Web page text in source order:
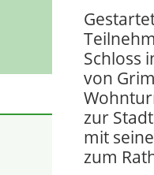
Schloss
von
zur
mit
zum